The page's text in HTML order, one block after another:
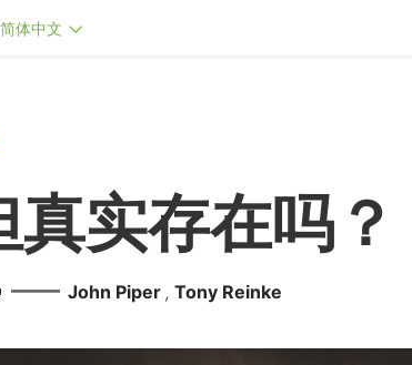
简体中文
真实存在吗？
—— John Piper , Tony Reinke